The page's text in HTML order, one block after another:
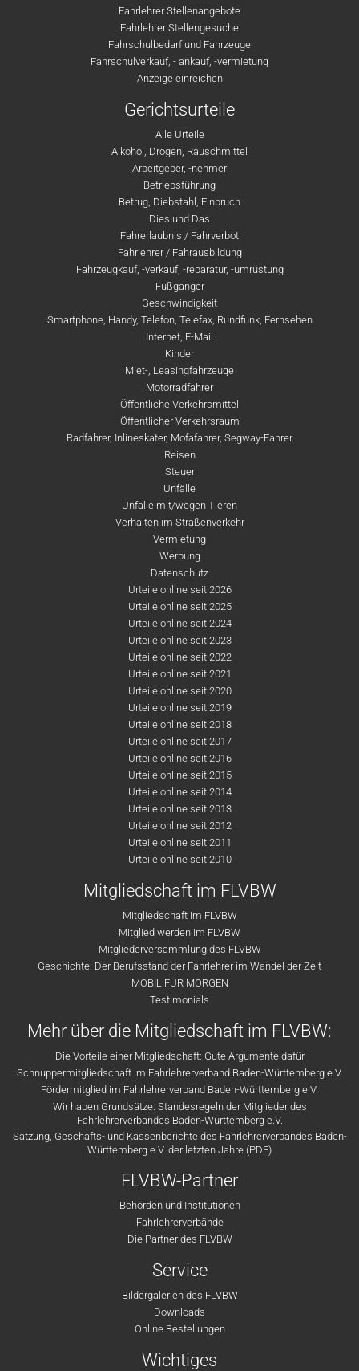
Fahrlehrer Stellenangebote
Fahrlehrer Stellengesuche
Fahrschulbedarf und Fahrzeuge
Fahrschulverkauf, - ankauf, -vermietung
Anzeige einreichen
Gerichtsurteile
Alle Urteile
Alkohol, Drogen, Rauschmittel
Arbeitgeber, -nehmer
Betriebsführung
Betrug, Diebstahl, Einbruch
Dies und Das
Fahrerlaubnis / Fahrverbot
Fahrlehrer / Fahrausbildung
Fahrzeugkauf, -verkauf, -reparatur, -umrüstung
Fußgänger
Geschwindigkeit
Smartphone, Handy, Telefon, Telefax, Rundfunk, Fernsehen
Internet, E-Mail
Kinder
Miet-, Leasingfahrzeuge
Motorradfahrer
Öffentliche Verkehrsmittel
Öffentlicher Verkehrsraum
Radfahrer, Inlineskater, Mofafahrer, Segway-Fahrer
Reisen
Steuer
Unfälle
Unfälle mit/wegen Tieren
Verhalten im Straßenverkehr
Vermietung
Werbung
Datenschutz
Urteile online seit 2026
Urteile online seit 2025
Urteile online seit 2024
Urteile online seit 2023
Urteile online seit 2022
Urteile online seit 2021
Urteile online seit 2020
Urteile online seit 2019
Urteile online seit 2018
Urteile online seit 2017
Urteile online seit 2016
Urteile online seit 2015
Urteile online seit 2014
Urteile online seit 2013
Urteile online seit 2012
Urteile online seit 2011
Urteile online seit 2010
Mitgliedschaft im FLVBW
Mitgliedschaft im FLVBW
Mitglied werden im FLVBW
Mitgliederversammlung des FLVBW
Geschichte: Der Berufsstand der Fahrlehrer im Wandel der Zeit
MOBIL FÜR MORGEN
Testimonials
Mehr über die Mitgliedschaft im FLVBW:
Die Vorteile einer Mitgliedschaft: Gute Argumente dafür
Schnuppermitgliedschaft im Fahrlehrerverband Baden-Württemberg e.V.
Fördermitglied im Fahrlehrerverband Baden-Württemberg e.V.
Wir haben Grundsätze: Standesregeln der Mitglieder des
Fahrlehrerverbandes Baden-Württemberg e.V.
Satzung, Geschäfts- und Kassenberichte des Fahrlehrerverbandes Baden-
Württemberg e.V. der letzten Jahre (PDF)
FLVBW-Partner
Behörden und Institutionen
Fahrlehrerverbände
Die Partner des FLVBW
Service
Bildergalerien des FLVBW
Downloads
Online Bestellungen
Wichtiges